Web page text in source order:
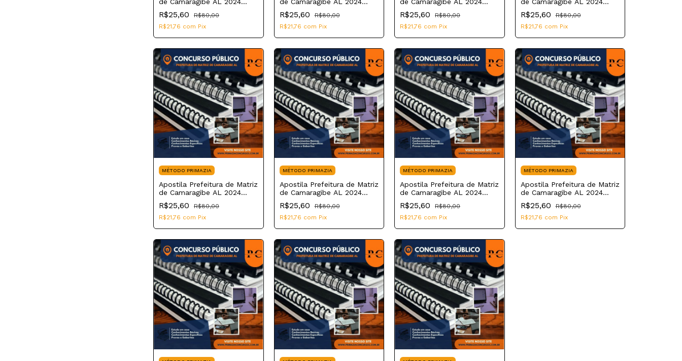
Vigilante Escolar
R$25,60
R$80,00
R$21,76 com Pix
Secretário Escolar
R$25,60
R$80,00
R$21,76 com Pix
Inspetor Escolar
R$25,60
R$80,00
R$21,76 com Pix
Cuidador Escolar
R$25,60
R$80,00
R$21,76 com Pix
MÉTODO PRIMAZIA
Apostila Prefeitura de Matriz
de Camaragibe AL 2024
Auxiliar de Sala
R$25,60
R$80,00
R$21,76 com Pix
MÉTODO PRIMAZIA
Apostila Prefeitura de Matriz
de Camaragibe AL 2024
Assistente Administrativo
Educacional
R$25,60
R$80,00
R$21,76 com Pix
MÉTODO PRIMAZIA
Apostila Prefeitura de Matriz
de Camaragibe AL 2024
Motorista Escolar
R$25,60
R$80,00
R$21,76 com Pix
MÉTODO PRIMAZIA
Apostila Prefeitura de Matriz
de Camaragibe AL 2024
Auxiliar de Serviços
Educacionais
R$25,60
R$80,00
R$21,76 com Pix